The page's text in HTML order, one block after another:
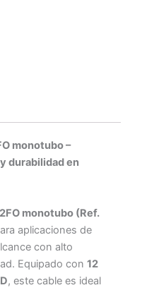
monotubo –
durabilidad en
monotubo (Ref.
aplicaciones de
con alto
Equipado con 12
, este cable es ideal